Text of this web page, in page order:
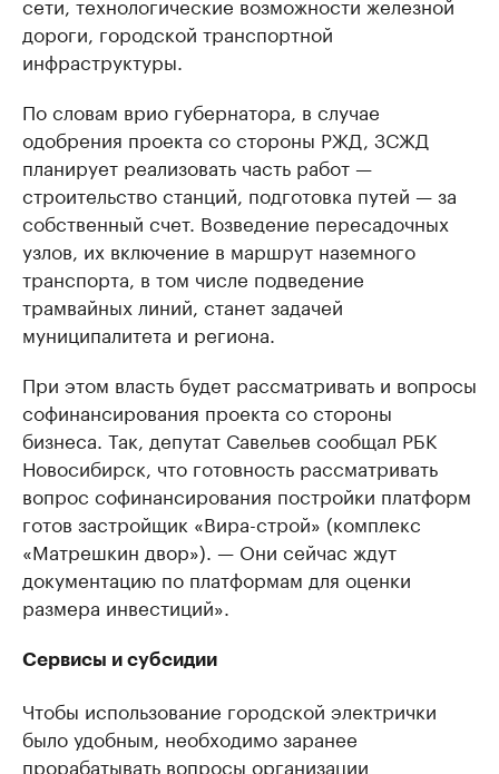
дороги, городской транспортной
инфраструктуры.
По словам врио губернатора, в случае
одобрения проекта со стороны РЖД, ЗСЖД
планирует реализовать часть работ —
строительство станций, подготовка путей — за
собственный счет. Возведение пересадочных
узлов, их включение в маршрут наземного
транспорта, в том числе подведение
трамвайных линий, станет задачей
муниципалитета и региона.
При этом власть будет рассматривать и вопросы
софинансирования проекта со стороны
бизнеса. Так, депутат Савельев сообщал РБК
Новосибирск, что готовность рассматривать
вопрос софинансирования постройки платформ
готов застройщик «Вира-строй» (комплекс
«Матрешкин двор»). — Они сейчас ждут
документацию по платформам для оценки
размера инвестиций».
Сервисы и субсидии
Чтобы использование городской электрички
было удобным, необходимо заранее
прорабатывать вопросы организации